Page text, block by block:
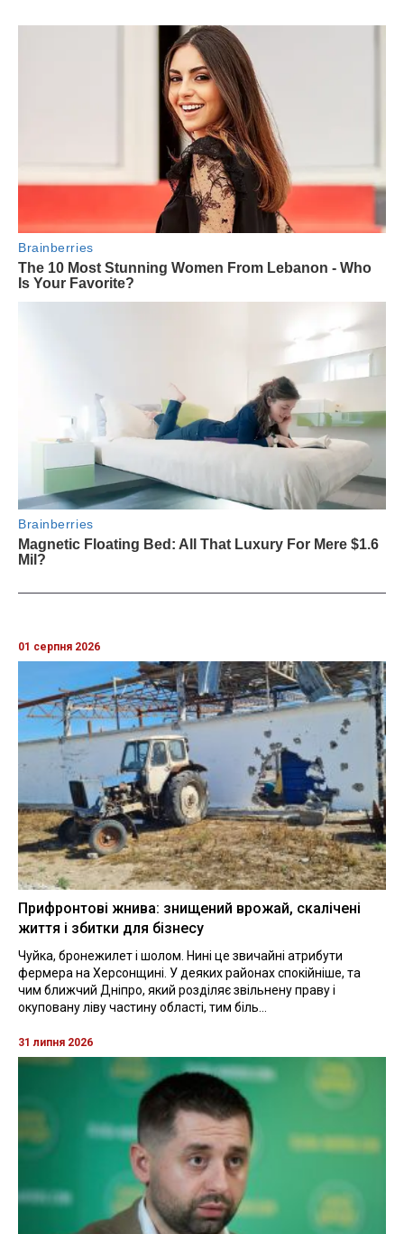
01 серпня 2026
Прифронтові жнива: знищений врожай, скалічені
життя і збитки для бізнесу
Чуйка, бронежилет і шолом. Нині це звичайні атрибути
фермера на Херсонщині. У деяких районах спокійніше, та
чим ближчий Дніпро, який розділяє звільнену праву і
окуповану ліву частину області, тим біль...
31 липня 2026